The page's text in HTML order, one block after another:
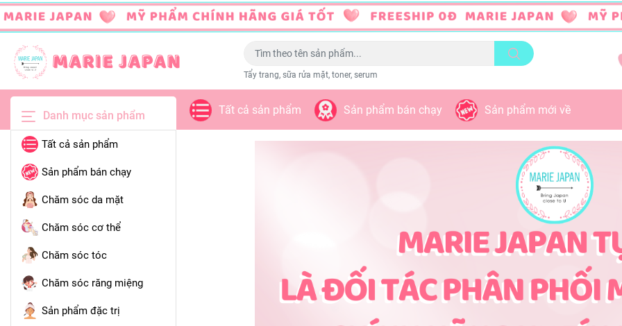
Tẩy trang, sữa rửa mặt, toner, serum
Danh mục sản phẩm Tất cả sản phẩm Sản phẩm bán chạy Sản phẩm mới về
Tất cả sản phẩm
Sản phẩm bán chạy
Chăm sóc da mặt
Chăm sóc cơ thể
Chăm sóc tóc
Chăm sóc răng miệng
Sản phẩm đặc trị